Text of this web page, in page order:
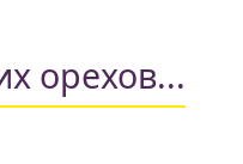
орехов...